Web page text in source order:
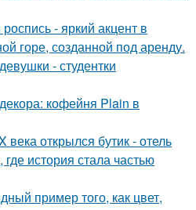
- яркий акцент в
горе, созданной под аренду.
- студентки
кофейня Plain в
века открылся бутик - отель
история стала частью
пример того, как цвет,